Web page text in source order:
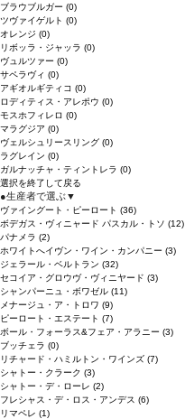
ブラウブルガー (0)
ツヴァイゲルト (0)
オレンジ (0)
リボッラ・ジャッラ (0)
ヴュルツァー (0)
サペラヴィ (0)
アギオルギティコ (0)
ロディティス・アレポウ (0)
モスホフィレロ (0)
マラグジア (0)
ヴェルシュリースリング (0)
ラグレイン (0)
ガルナッチャ・ティントレラ (0)
選択を終了して戻る
●生産者で選ぶ▼
ヴァイングート・ピーロート (36)
ボデガス・ヴィニャード パスカル・トソ (12)
パナメラ (2)
ホワイトへイヴン・ワイン・カンパニー (3)
ジェラール・ベルトラン (32)
セコイア・グロウヴ・ヴィニヤード (3)
シャンパーニュ・ボワゼル (11)
メナージュ・ア・トロワ (9)
ピーロート・エステート (7)
ボール・フォーラス&フェア・アラニー (3)
ブッチェラ (0)
リチャード・ハミルトン・ワインズ (7)
シャトー・クラーク (3)
シャトー・デ・ローレ (2)
フレシャス・デ・ロス・アンデス (6)
リマペレ (1)